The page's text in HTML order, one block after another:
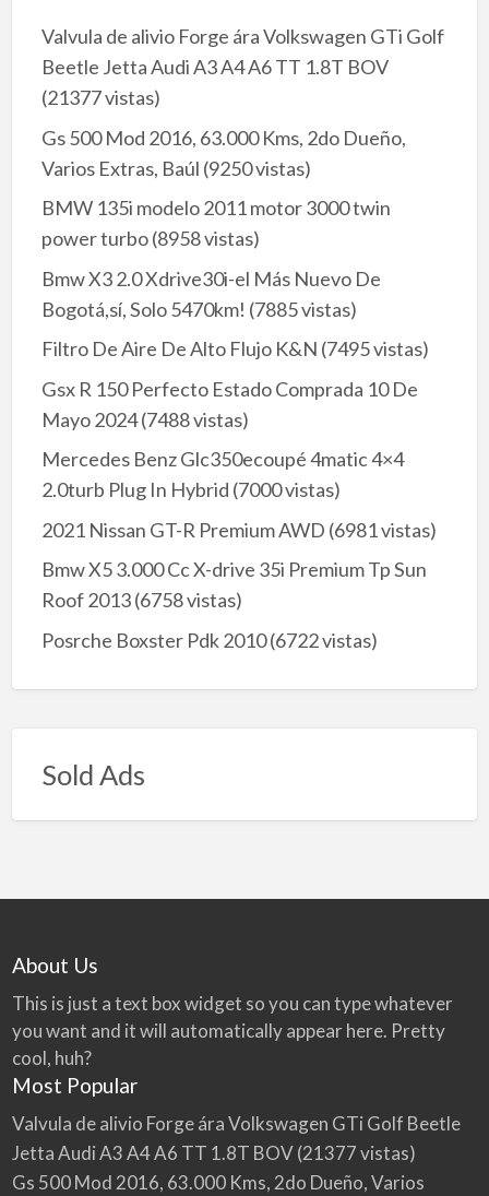
Valvula de alivio Forge ára Volkswagen GTi Golf
Beetle Jetta Audi A3 A4 A6 TT 1.8T BOV
(21377 vistas)
Gs 500 Mod 2016, 63.000 Kms, 2do Dueño,
Varios Extras, Baúl (9250 vistas)
BMW 135i modelo 2011 motor 3000 twin
power turbo(8958 vistas)
Bmw X3 2.0 Xdrive30i-el Más Nuevo De
Bogotá,sí, Solo 5470km! (7885 vistas)
Filtro De Aire De Alto Flujo K&N (7495 vistas)
Gsx R 150 Perfecto Estado Comprada 10 De
Mayo 2024(7488 vistas)
Mercedes Benz Glc350ecoupé 4matic 4×4
2.0turb Plug In Hybrid (7000 vistas)
2021 Nissan GT-R Premium AWD (6981 vistas)
Bmw X5 3.000 Cc X-drive 35i Premium Tp Sun
Roof 2013(6758 vistas)
Posrche Boxster Pdk 2010(6722 vistas)
Sold Ads
About Us
This is just a text box widget so you can type whatever
you want and it will automatically appear here. Pretty
cool, huh?
Most Popular
Valvula de alivio Forge ára Volkswagen GTi Golf Beetle
Jetta Audi A3 A4 A6 TT 1.8T BOV(21377 vistas)
Gs 500 Mod 2016, 63.000 Kms, 2do Dueño, Varios